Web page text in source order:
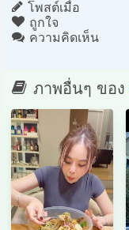
โพสต์เมื่อ
ถูกใจ
ความคิดเห็น
ภาพอื่นๆ ของ